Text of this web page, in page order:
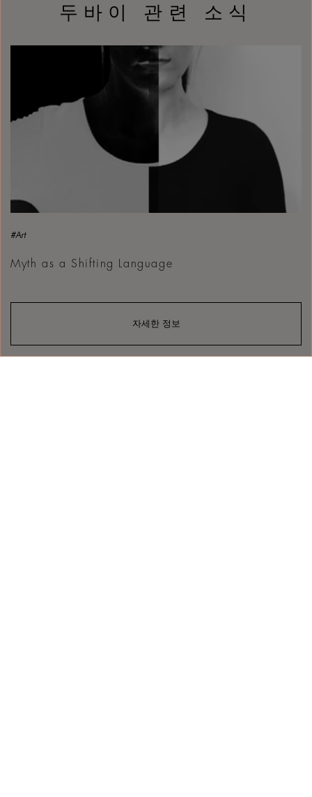
두바이 관련 소식
Myth as a Shifting Language
#Art
Myth as a Shifting Language
자세한 정보